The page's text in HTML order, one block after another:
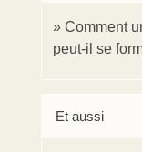
Comment
peut-il se
Et aussi